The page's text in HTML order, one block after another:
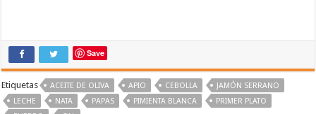
Save
Etiquetas ACEITE DE OLIVA APIO CEBOLLA
JAMÓN SERRANO
LECHE
NATA PAPAS PIMIENTA BLANCA
PRIMER PLATO